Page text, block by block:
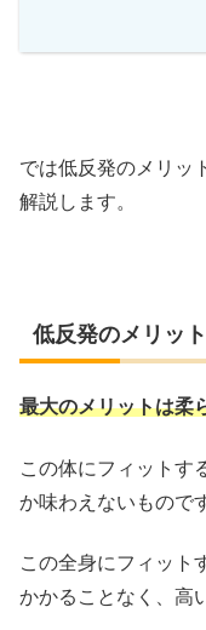
では低反発のメリッ
解説します。
低反発のメリット
最大のメリットは柔
この体にフィットす
か味わえないもので
この全身にフィット
かかることなく、高